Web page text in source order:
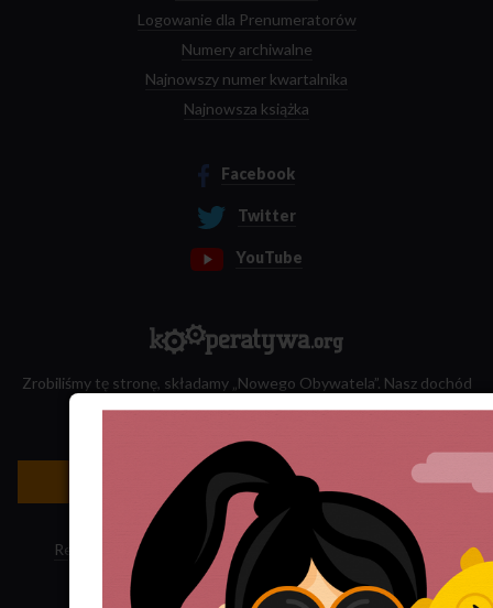
Logowanie dla Prenumeratorów
Numery archiwalne
Najnowszy numer kwartalnika
Najnowsza książka
Facebook
Twitter
YouTube
Zrobiliśmy tę stronę, składamy „Nowego Obywatela”. Nasz dochód
Newsletter »
Regulamin sklepu Polityka ciasteczek · Subskrypcja RSS